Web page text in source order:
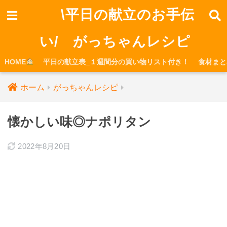
\平日の献立のお手伝
い/ がっちゃんレシピ
HOME 平日の献立表_１週間分の買い物リスト付き！ 食材ま
ホーム がっちゃんレシピ
懐かしい味◎ナポリタン
2022年8月20日